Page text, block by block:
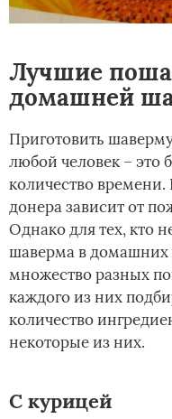
Лучшие
домашней
Приготовить
любой человек – это
количество
донера зависит от
Однако для тех, кто
шаверма в домашних
множество разных
каждого из них
количество
некоторые из них.
С курицей